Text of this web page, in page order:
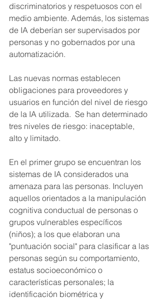
discriminatorios y respetuosos con el
medio ambiente. Además, los sistemas
de IA deberían ser supervisados por
personas y no gobernados por una
automatización.
Las nuevas normas establecen
obligaciones para proveedores y
usuarios en función del nivel de riesgo
de la IA utilizada.  Se han determinado
tres niveles de riesgo: inaceptable,
alto y limitado.
En el primer grupo se encuentran los
sistemas de IA considerados una
amenaza para las personas. Incluyen
aquellos orientados a la manipulación
cognitiva conductual de personas o
grupos vulnerables específicos
(niños); a los que elaboran una
"puntuación social" para clasificar a las
personas según su comportamiento,
estatus socioeconómico o
características personales; la
identificación biométrica y